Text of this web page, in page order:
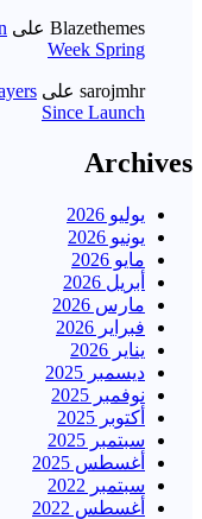
Blazethemes على
Week Spring
sarojmhr على
Since Launch
Archives
يوليو 2026
يونيو 2026
مايو 2026
أبريل 2026
مارس 2026
فبراير 2026
يناير 2026
ديسمبر 2025
نوفمبر 2025
أكتوبر 2025
سبتمبر 2025
أغسطس 2025
سبتمبر 2022
أغسطس 2022